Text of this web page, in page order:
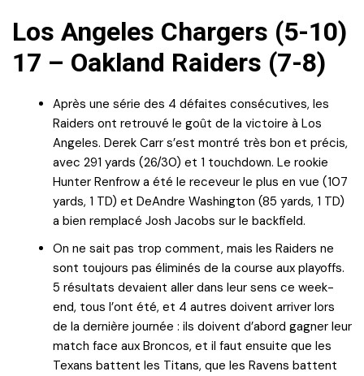
Los Angeles Chargers (5-10)
17 – Oakland Raiders (7-8)
Après une série des 4 défaites consécutives, les
Raiders ont retrouvé le goût de la victoire à Los
Angeles. Derek Carr s’est montré très bon et précis,
avec 291 yards (26/30) et 1 touchdown. Le rookie
Hunter Renfrow a été le receveur le plus en vue (107
yards, 1 TD) et DeAndre Washington (85 yards, 1 TD)
a bien remplacé Josh Jacobs sur le backfield.
On ne sait pas trop comment, mais les Raiders ne
sont toujours pas éliminés de la course aux playoffs.
5 résultats devaient aller dans leur sens ce week-
end, tous l’ont été, et 4 autres doivent arriver lors
de la dernière journée : ils doivent d’abord gagner leur
match face aux Broncos, et il faut ensuite que les
Texans battent les Titans, que les Ravens battent